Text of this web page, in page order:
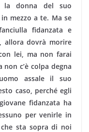
la donna del suo
mezzo a te. Ma se
fidanzata e
allora dovrà morire
lei, ma non farai
c’è colpa degna
assale il suo
caso, perché egli
fidanzata ha
per venirle in
sta sopra di noi